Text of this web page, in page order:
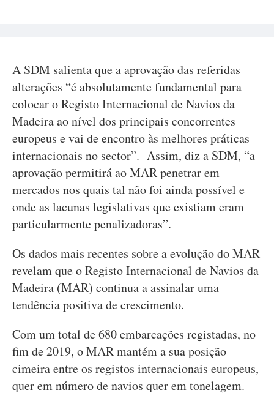
A SDM salienta que a aprovação das referidas
alterações “é absolutamente fundamental para
colocar o Registo Internacional de Navios da
Madeira ao nível dos principais concorrentes
europeus e vai de encontro às melhores práticas
internacionais no sector”. Assim, diz a SDM, “a
aprovação permitirá ao MAR penetrar em
mercados nos quais tal não foi ainda possível e
onde as lacunas legislativas que existiam eram
particularmente penalizadoras”.
Os dados mais recentes sobre a evolução do MAR
revelam que o Registo Internacional de Navios da
Madeira (MAR) continua a assinalar uma
tendência positiva de crescimento.
Com um total de 680 embarcações registadas, no
fim de 2019, o MAR mantém a sua posição
cimeira entre os registos internacionais europeus,
quer em número de navios quer em tonelagem.